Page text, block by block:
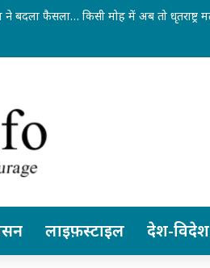
के कैंसर की सबसे जटिल सर्जरी सफल…
लाइफ़स्टाइल देश-विदेश